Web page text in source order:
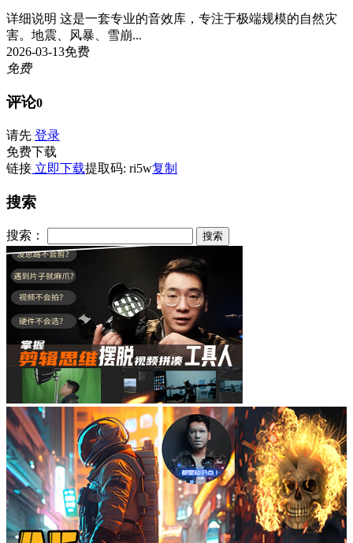
详细说明 这是一套专业的音效库，专注于极端规模的自然灾
害。地震、风暴、雪崩...
2026-03-13免费
免费
评论0
请先 登录
免费下载
链接 立即下载提取码: ri5w复制
搜索
搜索：